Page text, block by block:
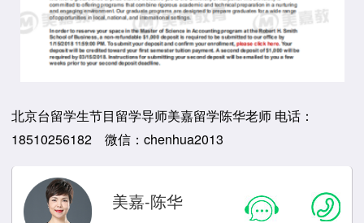
北京台留学生节目留学导师美嘉留学陈华老师 电话：
18510256182 微信：chenhua2013
美嘉-陈华